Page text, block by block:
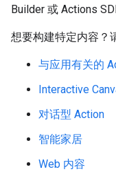
Builder 或 Actions
想要构建特定内容？
与应用有关的
Interactive
对话型 Action
智能家居
Web 内容